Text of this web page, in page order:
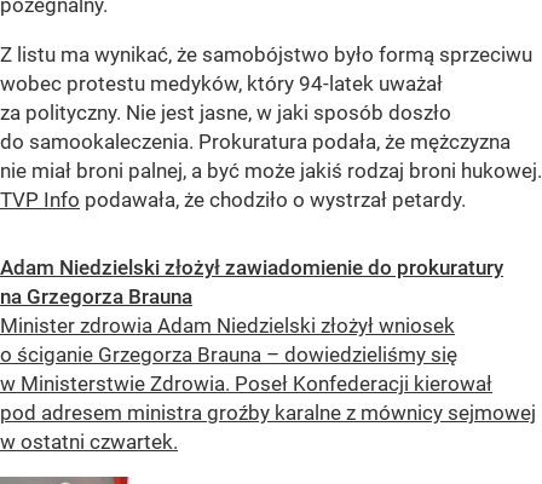
Z listu ma wynikać, że samobójstwo było formą sprzeciwu
wobec protestu medyków, który 94-latek uważał
za polityczny. Nie jest jasne, w jaki sposób doszło
do samookaleczenia. Prokuratura podała, że mężczyzna
nie miał broni palnej, a być może jakiś rodzaj broni hukowej.
TVP Info podawała, że chodziło o wystrzał petardy.
Adam Niedzielski złożył zawiadomienie do prokuratury
na Grzegorza Brauna
Minister zdrowia Adam Niedzielski złożył wniosek
o ściganie Grzegorza Brauna – dowiedzieliśmy się
w Ministerstwie Zdrowia. Poseł Konfederacji kierował
pod adresem ministra groźby karalne z mównicy sejmowej
w ostatni czwartek.